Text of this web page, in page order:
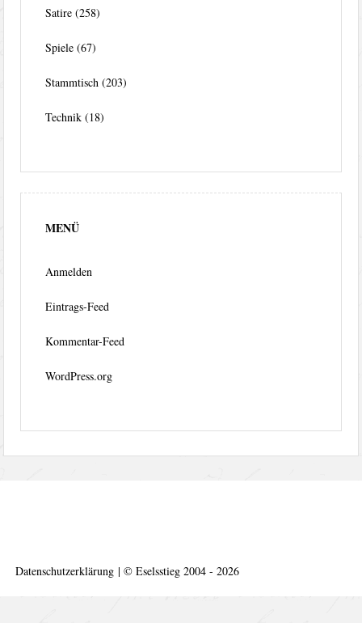
Satire (258)
Spiele (67)
Stammtisch (203)
Technik (18)
MENÜ
Anmelden
Eintrags-Feed
Kommentar-Feed
WordPress.org
Datenschutzerklärung | ©Eselsstieg 2004 - 2026